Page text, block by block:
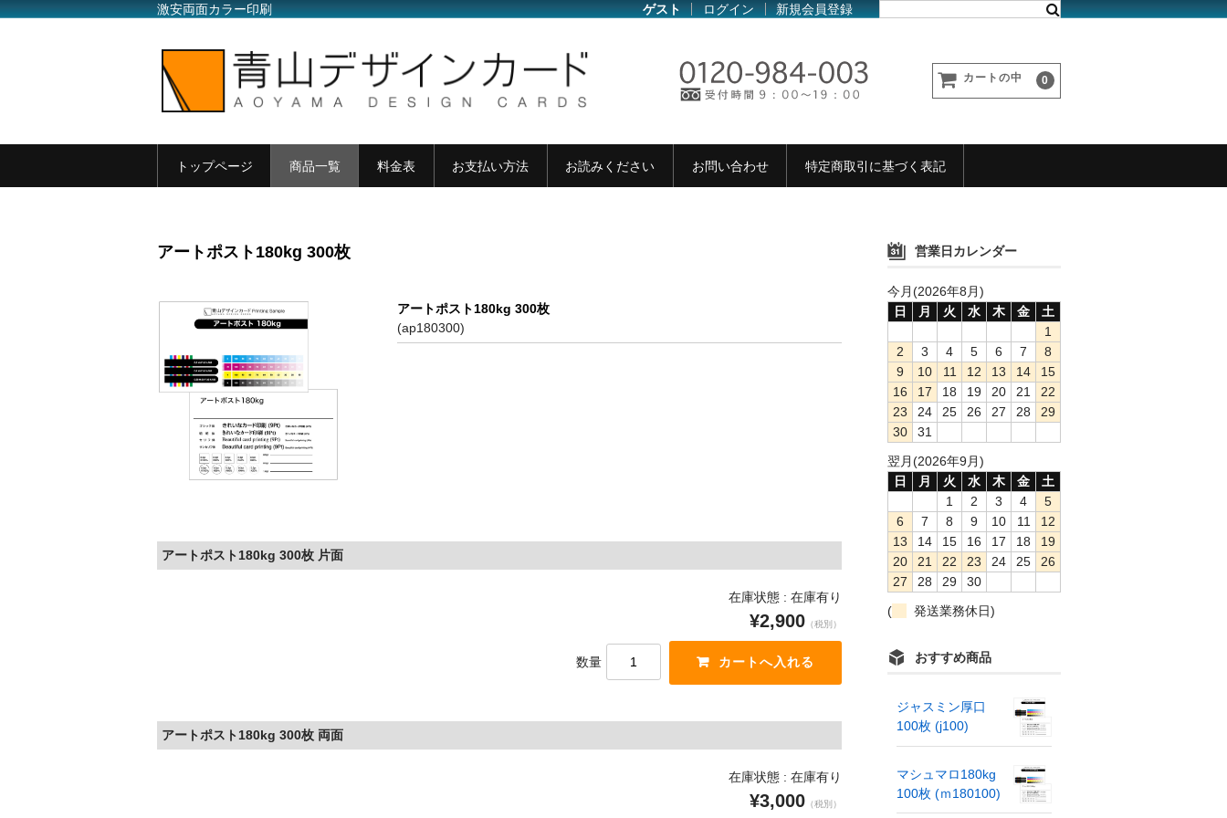
激安両面カラー印刷 ゲスト ログイン 新規会員登録
カートの中 0
トップページ 商品一覧 料金表 お支払い方法 お読みください お問い合わせ 特定商取引に基づく表記
アートポスト180kg 300枚
アートポスト180kg 300枚
(ap180300)
アートポスト180kg 300枚 片面
在庫状態 : 在庫有り
¥2,900 （税別）
数量
アートポスト180kg 300枚 両面
在庫状態 : 在庫有り
¥3,000 （税別）
営業日カレンダー
今月(2026年8月)
日
月 火 水 木 金
土
1
2
3 4 5 6 7
8
9
10 11 12 13 14
15
16
17 18 19 20 21
22
23
24 25 26 27 28
29
30
31
翌月(2026年9月)
日
月 火 水 木 金
土
1
2 3 4
5
6
7 8 9 10 11
12
13
14 15 16 17 18
19
20
21 22 23 24 25
26
27
28 29
30
(
発送業務休日)
おすすめ商品
ジャスミン厚口
100枚 (j100)
マシュマロ180kg
100枚 (ｍ180100)